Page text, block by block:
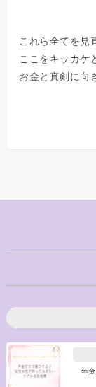
これら全てを見
ここをキッカケ
お金と真剣に向
年